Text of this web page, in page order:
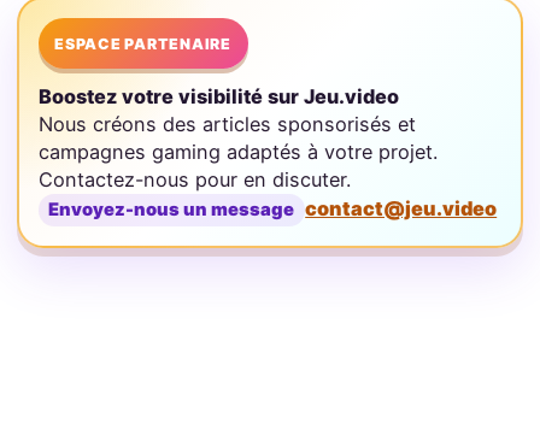
ESPACE PARTENAIRE
Boostez votre visibilité sur Jeu.video
Nous créons des articles sponsorisés et
campagnes gaming adaptés à votre projet.
Contactez-nous pour en discuter.
Envoyez-nous un message contact@jeu.video